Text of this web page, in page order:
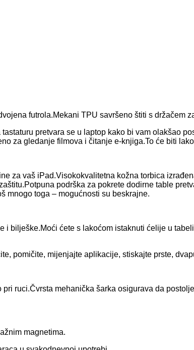
futrola.Mekani TPU savršeno štiti s držačem
pretvara se u laptop kako bi vam olakšao
za gledanje filmova i čitanje e-knjiga.To će biti
za vaš iPad.Visokokvalitetna kožna torbica
podrška za pokrete dodirne table
mnogo toga – mogućnosti su beskrajne.
bilješke.Moći ćete s lakoćom istaknuti ćelije u
pomičite, mijenjajte aplikacije, stiskajte prste,
ruci.Čvrsta mehanička šarka osigurava da
magnetima.